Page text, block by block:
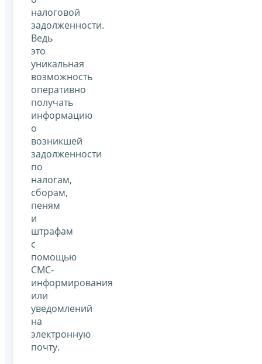
налоговой
задолженности.
Ведь
это
уникальная
возможность
оперативно
получать
информацию
о
возникшей
задолженности
по
налогам,
сборам,
пеням
и
штрафам
с
помощью
СМС-
информирования
или
уведомлений
на
электронную
почту.